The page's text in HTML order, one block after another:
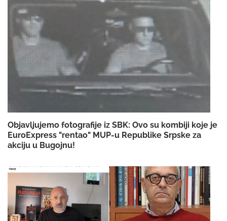
Objavljujemo fotografije iz SBK: Ovo su kombiji koje je
EuroExpress "rentao" MUP-u Republike Srpske za
akciju u Bugojnu!